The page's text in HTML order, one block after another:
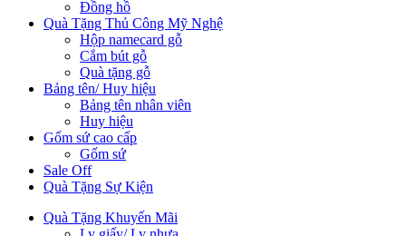
Đồng hồ
Quà Tặng Thủ Công Mỹ Nghệ
Hộp namecard gỗ
Cắm bút gỗ
Quà tặng gỗ
Bảng tên/ Huy hiệu
Bảng tên nhân viên
Huy hiệu
Gốm sứ cao cấp
Gốm sứ
Sale Off
Quà Tặng Sự Kiện
Quà Tặng Khuyến Mãi